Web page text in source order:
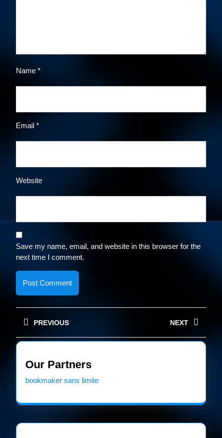
Name *
Email *
Website
Save my name, email, and website in this browser for the
next time I comment.
Post
navigation
PREVIOUS
Previous
post:
NEXT
Our Partners
bookmaker sans limite